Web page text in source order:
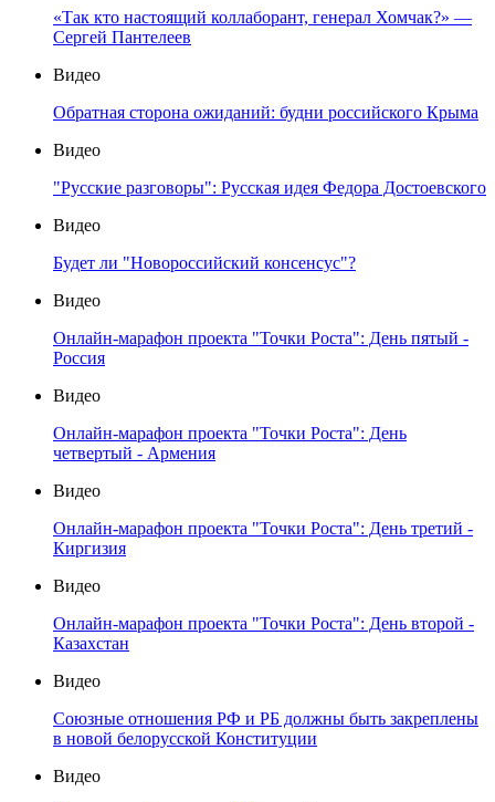
«Так кто настоящий коллаборант, генерал Хомчак?» —
Сергей Пантелеев
Видео
Обратная сторона ожиданий: будни российского Крыма
Видео
"Русские разговоры": Русская идея Федора Достоевского
Видео
Будет ли "Новороссийский консенсус"?
Видео
Онлайн-марафон проекта "Точки Роста": День пятый -
Россия
Видео
Онлайн-марафон проекта "Точки Роста": День
четвертый - Армения
Видео
Онлайн-марафон проекта "Точки Роста": День третий -
Киргизия
Видео
Онлайн-марафон проекта "Точки Роста": День второй -
Казахстан
Видео
Союзные отношения РФ и РБ должны быть закреплены
в новой белорусской Конституции
Видео